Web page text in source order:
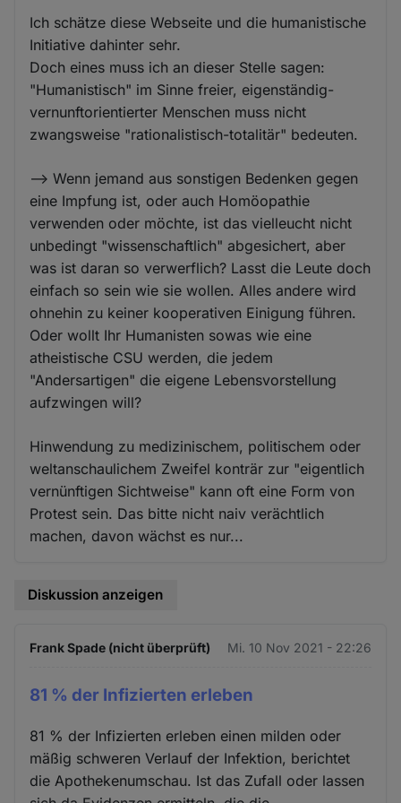
Ich schätze diese Webseite und die humanistische
Initiative dahinter sehr.
Doch eines muss ich an dieser Stelle sagen:
"Humanistisch" im Sinne freier, eigenständig-
vernunftorientierter Menschen muss nicht
zwangsweise "rationalistisch-totalitär" bedeuten.
--> Wenn jemand aus sonstigen Bedenken gegen
eine Impfung ist, oder auch Homöopathie
verwenden oder möchte, ist das vielleucht nicht
unbedingt "wissenschaftlich" abgesichert, aber
was ist daran so verwerflich? Lasst die Leute doch
einfach so sein wie sie wollen. Alles andere wird
ohnehin zu keiner kooperativen Einigung führen.
Oder wollt Ihr Humanisten sowas wie eine
atheistische CSU werden, die jedem
"Andersartigen" die eigene Lebensvorstellung
aufzwingen will?
Hinwendung zu medizinischem, politischem oder
weltanschaulichem Zweifel konträr zur "eigentlich
vernünftigen Sichtweise" kann oft eine Form von
Protest sein. Das bitte nicht naiv verächtlich
machen, davon wächst es nur...
Diskussion anzeigen
Frank Spade (nicht überprüft) Mi. 10 Nov 2021 - 22:26
81 % der Infizierten erleben
81 % der Infizierten erleben einen milden oder
mäßig schweren Verlauf der Infektion, berichtet
die Apothekenumschau. Ist das Zufall oder lassen